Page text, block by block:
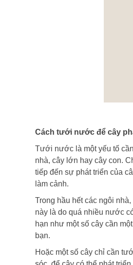
Cách tưới nước để cây
Tưới nước là một yếu tố
nhà, cây lớn hay cây con.
tiếp đến sự phát triển của
làm cảnh.
Trong hầu hết các ngôi
này là do quá nhiều nước
hạn như một số cây cần
bạn.
Hoặc một số cây chỉ cần